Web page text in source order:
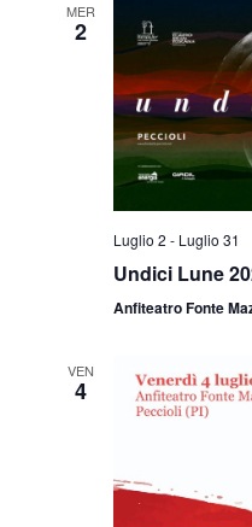
MER
2
Luglio 2 - Luglio 31
Undici Lune
Anfiteatro Fonte
VEN
4